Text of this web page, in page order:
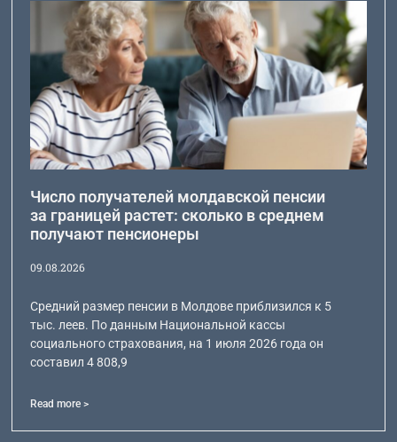
Число получателей молдавской пенсии
за границей растет: сколько в среднем
получают пенсионеры
09.08.2026
Средний размер пенсии в Молдове приблизился к 5
тыс. леев. По данным Национальной кассы
социального страхования, на 1 июля 2026 года он
составил 4 808,9
Read more >